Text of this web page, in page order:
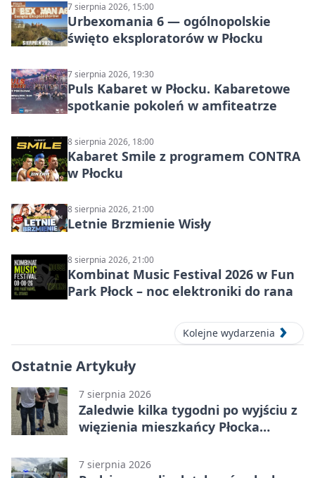
7 sierpnia 2026, 15:00
Urbexomania 6 — ogólnopolskie
święto eksploratorów w Płocku
7 sierpnia 2026, 19:30
Puls Kabaret w Płocku. Kabaretowe
spotkanie pokoleń w amfiteatrze
8 sierpnia 2026, 18:00
Kabaret Smile z programem CONTRA
w Płocku
8 sierpnia 2026, 21:00
Letnie Brzmienie Wisły
8 sierpnia 2026, 21:00
Kombinat Music Festival 2026 w Fun
Park Płock – noc elektroniki do rana
Kolejne wydarzenia
Ostatnie Artykuły
7 sierpnia 2026
Zaledwie kilka tygodni po wyjściu z
więzienia mieszkańcy Płocka
7 sierpnia 2026